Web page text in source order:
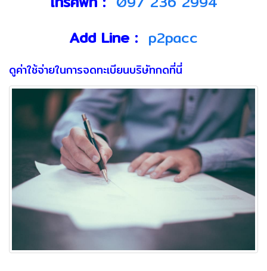
Add Line : p2pacc
ดูค่าใช้จ่ายในการจดทะเบียนบริษัทกดที่นี่